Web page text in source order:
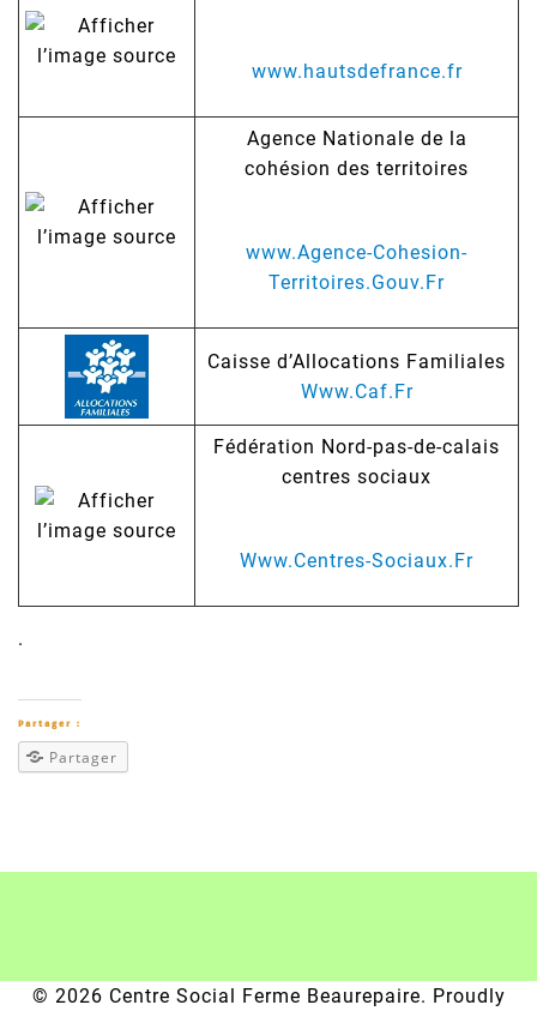
www.hautsdefrance.fr
Agence Nationale de la
cohésion des territoires
www.Agence-Cohesion-
Territoires.Gouv.Fr
Caisse d’Allocations Familiales
Www.Caf.Fr
Fédération Nord-pas-de-calais
centres sociaux
Www.Centres-Sociaux.Fr
.
Partager :
Partager
© 2026 Centre Social Ferme Beaurepaire. Proudly